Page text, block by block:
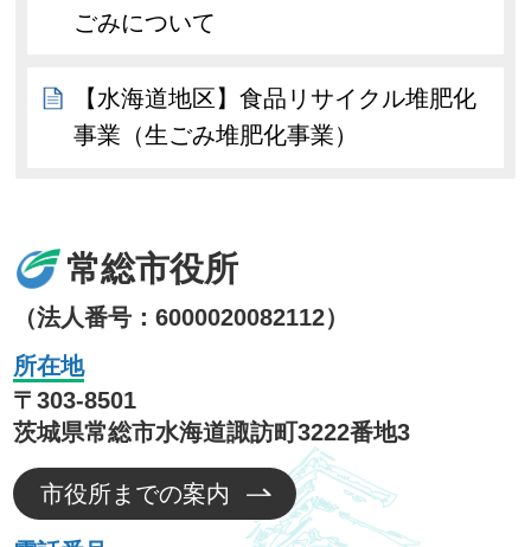
ごみについて
【水海道地区】食品リサイクル堆肥化
事業（生ごみ堆肥化事業）
常総市役所
（法人番号：6000020082112）
所在地
〒303-8501
茨城県常総市水海道諏訪町3222番地3
市役所までの案内